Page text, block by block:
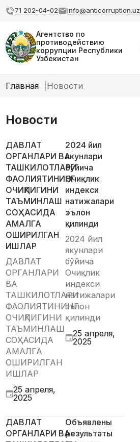
71 202-04-02 info@anticorruption.uz
Агентство по
противодействию
коррупции Республики
Узбекистан
Главная Новости
Новости
ДАВЛАТ
ОРГАНЛАРИ ВА
ТАШКИЛОТЛАРИ
ФАОЛИЯТИНИНГ
ОЧИҚЛИГИНИ
ТАЪМИНЛАШ
СОҲАСИДА
АМАЛГА
ОШИРИЛГАН
ИШЛАР
ДАВЛАТ
ОРГАНЛАРИ
ВА
ТАШКИЛОТЛАРИ
ФАОЛИЯТИНИНГ
ОЧИҚЛИГИНИ
ТАЪМИНЛАШ
СОҲАСИДА
АМАЛГА
ОШИРИЛГАН
ИШЛАР
25 апреля,
2025
2024 йил
якунлари
бўйича
Очиқлик
индекси
натижалари
эълон
қилинди
2024 йил
якунлари
бўйича
Очиқлик
индекси
натижалари
эълон
қилинди
25 апреля,
2025
ДАВЛАТ
ОРГАНЛАРИ ВА
Объявлены
результаты